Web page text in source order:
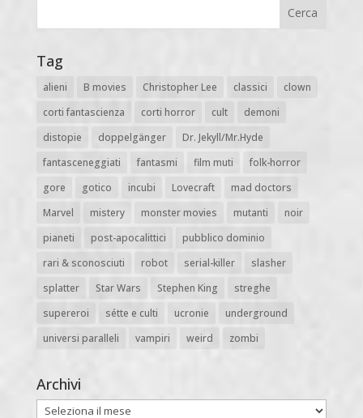
Tag
alieni B movies Christopher Lee classici
clown
corti fantascienza
corti horror cult
demoni
distopie
doppelgänger
Dr. Jekyll/Mr.Hyde
fantasceneggiati
fantasmi film muti
folk-horror
gore
gotico incubi Lovecraft
mad doctors
Marvel
mistery monster movies mutanti
noir
pianeti
post-apocalittici
pubblico dominio
rari & sconosciuti
robot serial-killer
slasher
splatter
Star Wars Stephen King
streghe
supereroi
sétte e culti ucronie
underground
universi paralleli
vampiri weird zombi
Archivi
Archivi